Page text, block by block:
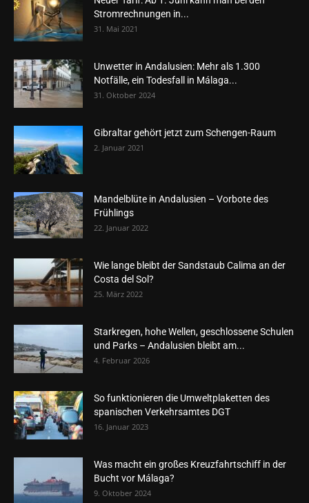
Stromrechnungen in...
31. Mai 2021
Unwetter in Andalusien: Mehr als 1.300
Notfälle, ein Todesfall in Málaga...
31. Oktober 2024
Gibraltar gehört jetzt zum Schengen-Raum
2. Januar 2021
Mandelblüte in Andalusien – Vorbote des
Frühlings
22. Januar 2022
Wie lange bleibt der Sandstaub Calima an der
Costa del Sol?
25. März 2022
Starkregen, hohe Wellen, geschlossene Schulen
und Parks – Andalusien bleibt am...
4. Februar 2026
So funktionieren die Umweltplaketten des
spanischen Verkehrsamtes DGT
16. Januar 2023
Was macht ein großes Kreuzfahrtschiff in der
Bucht vor Málaga?
9. Oktober 2024